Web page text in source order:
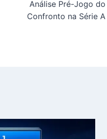
Análise Pré-Jogo do
Confronto na Série A